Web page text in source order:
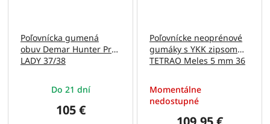
Poľovnícka gumená
obuv Demar Hunter Pro
LADY 37/38
Do 21 dní
105 €
Poľovnícke neoprénové
gumáky s YKK zipsom
TETRAO Meles 5 mm 36
Momentálne
nedostupné